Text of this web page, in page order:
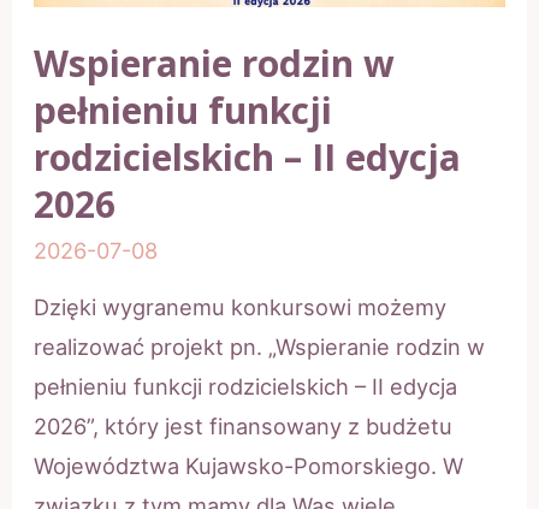
Wspieranie rodzin w
pełnieniu funkcji
rodzicielskich – II edycja
2026
2026-07-08
Dzięki wygranemu konkursowi możemy
realizować projekt pn. „Wspieranie rodzin w
pełnieniu funkcji rodzicielskich – II edycja
2026”, który jest finansowany z budżetu
Województwa Kujawsko-Pomorskiego. W